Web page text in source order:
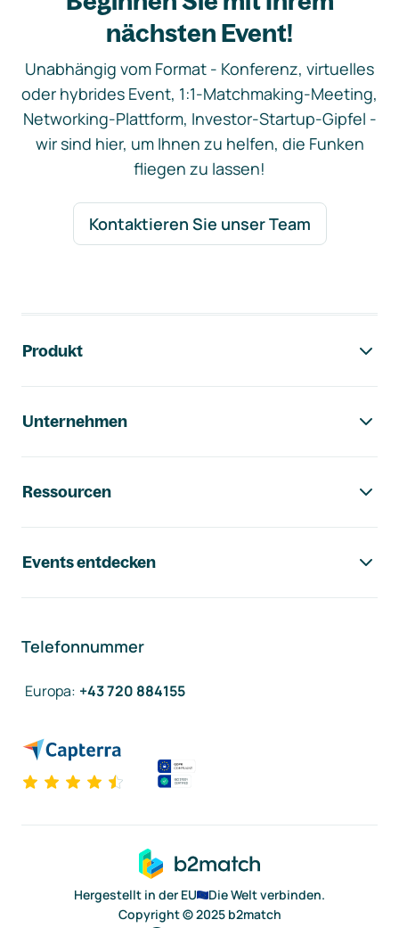
nächsten Event!
Unabhängig vom Format - Konferenz, virtuelles
oder hybrides Event, 1:1-Matchmaking-Meeting,
Networking-Plattform, Investor-Startup-Gipfel -
wir sind hier, um Ihnen zu helfen, die Funken
fliegen zu lassen!
Kontaktieren Sie unser Team
Produkt
Unternehmen
Ressourcen
Events entdecken
Telefonnummer
Europa: +43 720 884155
Hergestellt in der EU
Die Welt verbinden.
Copyright © 2025 b2match